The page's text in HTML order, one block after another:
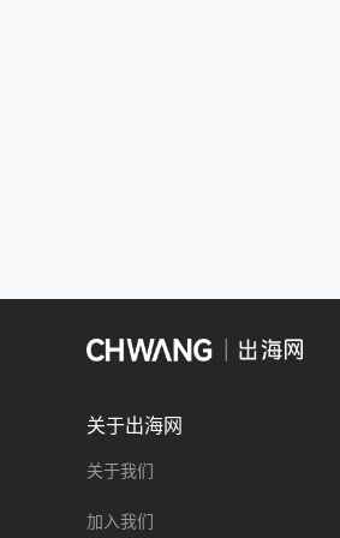
关于出海网
关于我们
加入我们